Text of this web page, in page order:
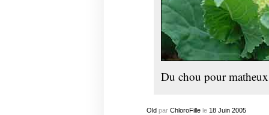
Du chou pour matheux
Oldpar ChloroFillele 18 Juin 2005